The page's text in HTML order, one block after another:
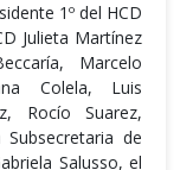
1º del HCD
Julieta Martínez
Marcelo
Colela, Luis
Rocío Suarez,
de
Salusso, el